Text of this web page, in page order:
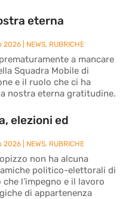
eterna
2026 NEWS, RUBRICHE
a mancare
Squadra Mobile di
e il ruolo che ci ha
nostra eterna gratitudine.
elezioni ed
2026 NEWS, RUBRICHE
non ha alcuna
politico-elettorali di
l’impegno e il lavoro
di appartenenza